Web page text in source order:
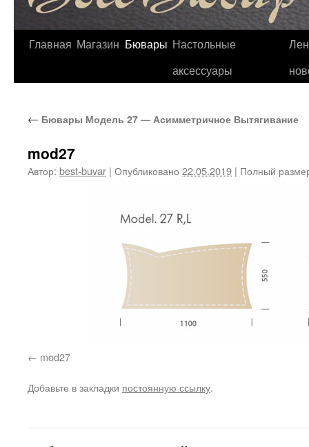
Перейти
Главная Магазин Бювары Настольные
аксессуары
← Бювары Модель 27 — Асимметричное Вытягивание
mod27
Автор: best-buvar | Опубликовано 22.05.2019 | Полный
mod27
Добавьте в закладки постоянную ссылку.